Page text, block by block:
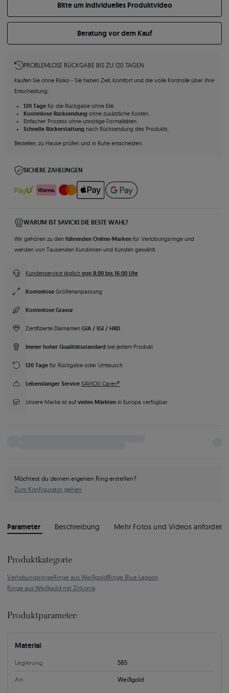
Bitte um individuelles Produktvideo
Beratung vor dem Kauf
PROBLEMLOSE RÜCKGABE BIS ZU 120 TAGEN
Kaufen Sie ohne Risiko - Sie haben Zeit, Komfort und die volle Kontrolle über Ihre
Entscheidung.
120 Tagefür die Rückgabe ohne Eile.
Kostenlose Rücksendungohne zusätzliche Kosten.
Einfacher Prozess ohne unnötige Formalitäten.
Schnelle Rückerstattungnach Rücksendung des Produkts.
Bestellen, zu Hause prüfen und in Ruhe entscheiden.
SICHERE ZAHLUNGEN
WARUM IST SAVICKI DIE BESTE WAHL?
Wir gehören zu den führenden Online-Marken für Verlobungsringe und
werden von Tausenden Kundinnen und Kunden gewählt.
Kundenservice täglich von 8:00 bis 16:00 Uhr
Kostenlose Größenanpassung
Kostenlose Gravur
Zertifizierte Diamanten GIA / IGI / HRD
Immer hoher Qualitätsstandard bei jedem Produkt
120 Tage für Rückgabe oder Umtausch
Lebenslanger Service SAVICKI Care+®
Unsere Marke ist auf vielen Märkten in Europa verfügbar
Möchtest du deinen eigenen Ring erstellen?
Zum Konfigurator gehen
Parameter Beschreibung Mehr Fotos und Videos anfordern
Produktkategorie
VerlobungsringeRinge aus WeißgoldRinge Blue Lagoon
Ringe aus Weißgold mit Zirkonia
Produktparameter:
Material
Legierung 585
Art Weißgold